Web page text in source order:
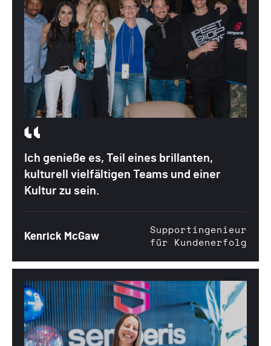
Ich genieße es, Teil eines brillanten,
kulturell vielfältigen Teams und einer
Kultur zu sein.
Kenrick McGaw
Supportingenieur
für Kundenerfolg